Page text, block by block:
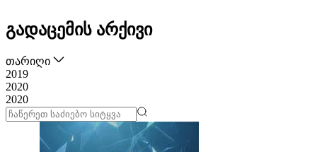
გადაცემის არქივი
თარიღი
2019
2020
2020